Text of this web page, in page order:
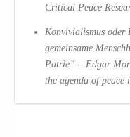
Critical Peace
Konvivialismus oder
gemeinsame
Patrie” – Edgar
the agenda of peace